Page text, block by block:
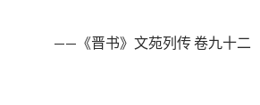
——《晋书》文苑列传 卷九十二